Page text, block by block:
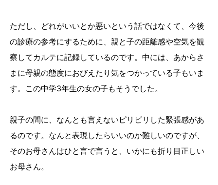
ただし、どれがいいとか悪いという話ではなくて、今後
の診療の参考にするために、親と子の距離感や空気を観
察してカルテに記録しているのです。中には、あからさ
まに母親の態度におびえたり気をつかっている子もいま
す。この中学3年生の女の子もそうでした。
親子の間に、なんとも言えないピリピリした緊張感があ
るのです。なんと表現したらいいのか難しいのですが、
そのお母さんはひと言で言うと、いかにも折り目正しい
お母さん。